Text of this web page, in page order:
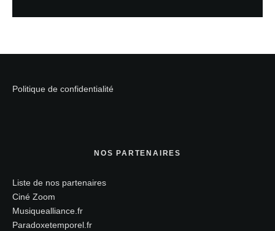
Politique de confidentialité
NOS PARTENAIRES
Liste de nos partenaires
Ciné Zoom
Musiquealliance.fr
Paradoxetemporel.fr